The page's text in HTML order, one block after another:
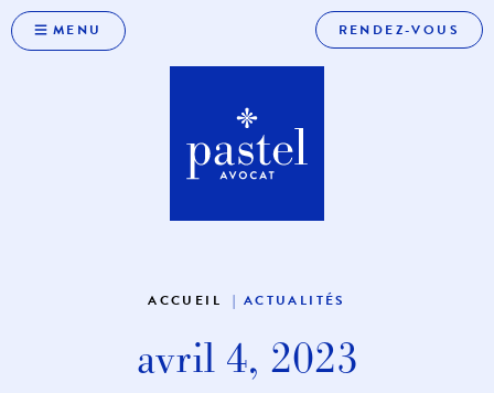
RENDEZ-VOUS
MENU
ACCUEIL ACTUALITÉS
avril 4, 2023